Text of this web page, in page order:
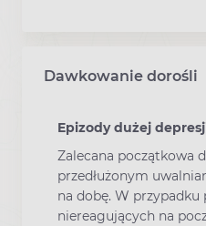
Dawkowanie dorośli
Epizody dużej
Zalecana początkowa
przedłużonym
na dobę. W przypadku
niereagujących na